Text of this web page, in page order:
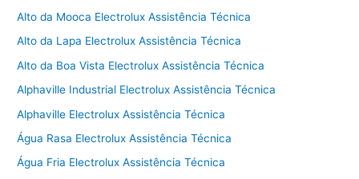
Alto da Mooca Electrolux Assistência Técnica
Alto da Lapa Electrolux Assistência Técnica
Alto da Boa Vista Electrolux Assistência Técnica
Alphaville Industrial Electrolux Assistência Técnica
Alphaville Electrolux Assistência Técnica
Água Rasa Electrolux Assistência Técnica
Água Fria Electrolux Assistência Técnica